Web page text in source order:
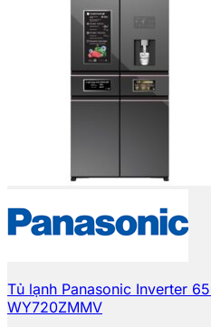
Tủ lạnh Panasonic Inverter
WY720ZMMV